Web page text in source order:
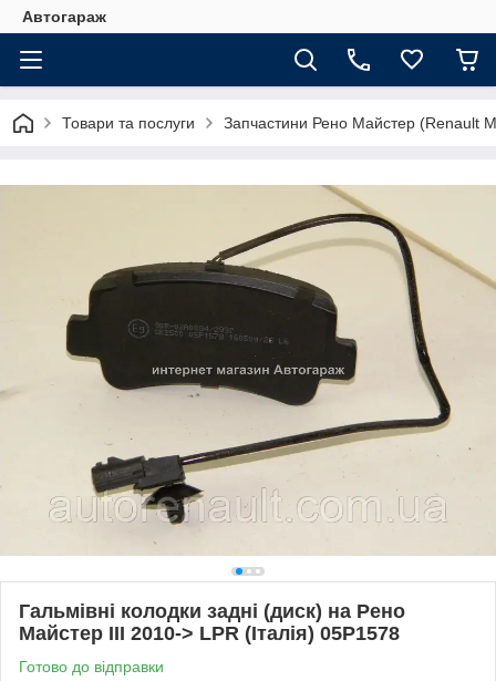
Автогараж
Товари та послуги Запчастини Рено Майстер (Renault
Гальмівні колодки задні (диск) на Рено
Майстер III 2010-> LPR (Італія) 05P1578
Готово до відправки